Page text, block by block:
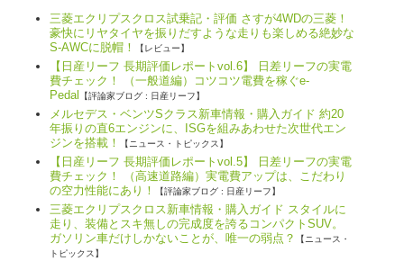
三菱エクリプスクロス試乗記・評価 さすが4WDの三菱！
豪快にリヤタイヤを振りだすような走りも楽しめる絶妙な
S-AWCに脱帽！
【レビュー】
【日産リーフ 長期評価レポートvol.6】 日差リーフの実電
費チェック！ （一般道編）コツコツ電費を稼ぐe-
Pedal
【評論家ブログ : 日産リーフ】
メルセデス・ベンツSクラス新車情報・購入ガイド 約20
年振りの直6エンジンに、ISGを組みあわせた次世代エン
ジンを搭載！
【ニュース・トピックス】
【日産リーフ 長期評価レポートvol.5】 日差リーフの実電
費チェック！ （高速道路編）実電費アップは、こだわり
の空力性能にあり！
【評論家ブログ : 日産リーフ】
三菱エクリプスクロス新車情報・購入ガイド スタイルに
走り、装備とスキ無しの完成度を誇るコンパクトSUV。
ガソリン車だけしかないことが、唯一の弱点？
【ニュース・
トピックス】